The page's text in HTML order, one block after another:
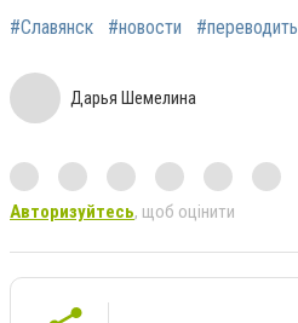
#Славянск #новости #переводить
Дарья Шемелина
Авторизуйтесь, щоб оцінити